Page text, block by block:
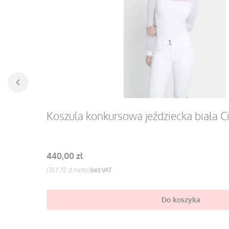
Koszula konkursowa jeździecka biała
Cena
440,00 zł
Cena
357,72 zł bez VAT
Do koszyka